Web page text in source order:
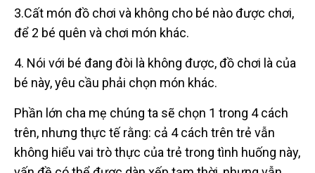
3.Cất món đồ chơi và không cho bé nào được chơi,
để 2 bé quên và chơi món khác.
4. Nói với bé đang đòi là không được, đồ chơi là của
bé này, yêu cầu phải chọn món khác.
Phần lớn cha mẹ chúng ta sẽ chọn 1 trong 4 cách
trên, nhưng thực tế rằng: cả 4 cách trên trẻ vẫn
không hiểu vai trò thực của trẻ trong tình huống này,